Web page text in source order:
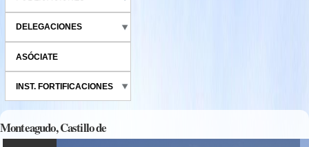
DELEGACIONES
ASÓCIATE
INST. FORTIFICACIONES
Monteagudo, Castillo de